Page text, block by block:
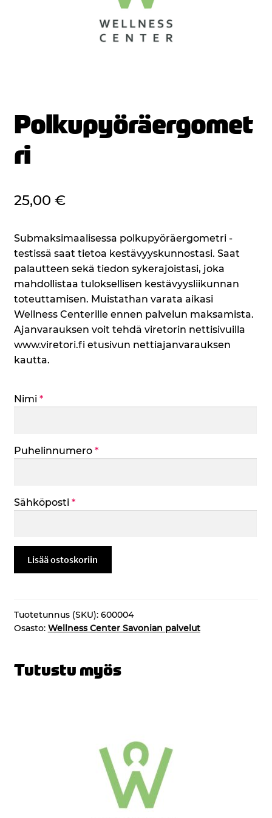
Polkupyöräergomet
ri
25,00 €
Submaksimaalisessa polkupyöräergometri -
testissä saat tietoa kestävyyskunnostasi. Saat
palautteen sekä tiedon sykerajoistasi, joka
mahdollistaa tuloksellisen kestävyysliikunnan
toteuttamisen. Muistathan varata aikasi
Wellness Centerille ennen palvelun maksamista.
Ajanvarauksen voit tehdä viretorin nettisivuilla
www.viretori.fi etusivun nettiajanvarauksen
kautta.
Nimi *
Puhelinnumero *
Sähköposti *
Lisää ostoskoriin
Tuotetunnus (SKU): 600004
Osasto: Wellness Center Savonian palvelut
Tutustu myös